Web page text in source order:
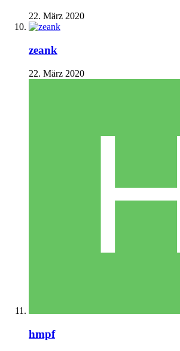
22. März 2020
zeank
22. März 2020
hmpf